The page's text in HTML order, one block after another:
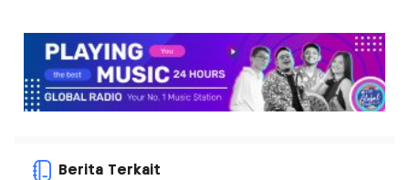
Berita Terkait